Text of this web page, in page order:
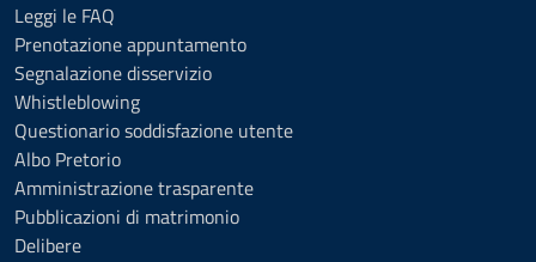
Leggi le FAQ
Prenotazione appuntamento
Segnalazione disservizio
Whistleblowing
Questionario soddisfazione utente
Albo Pretorio
Amministrazione trasparente
Pubblicazioni di matrimonio
Delibere